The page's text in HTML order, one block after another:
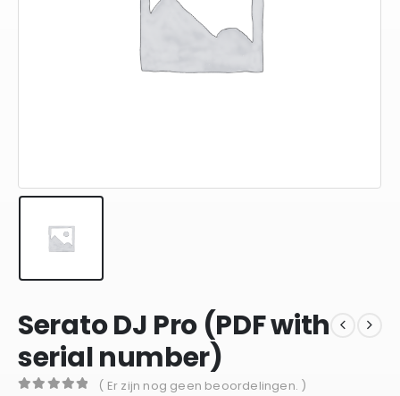
Serato DJ Pro (PDF with
serial number)
( Er zijn nog geen beoordelingen. )